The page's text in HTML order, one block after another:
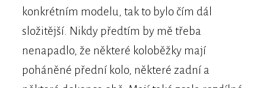
konkrétním modelu, tak to bylo čím dál
složitější. Nikdy předtím by mě třeba
nenapadlo, že některé koloběžky mají
poháněné přední kolo, některé zadní a